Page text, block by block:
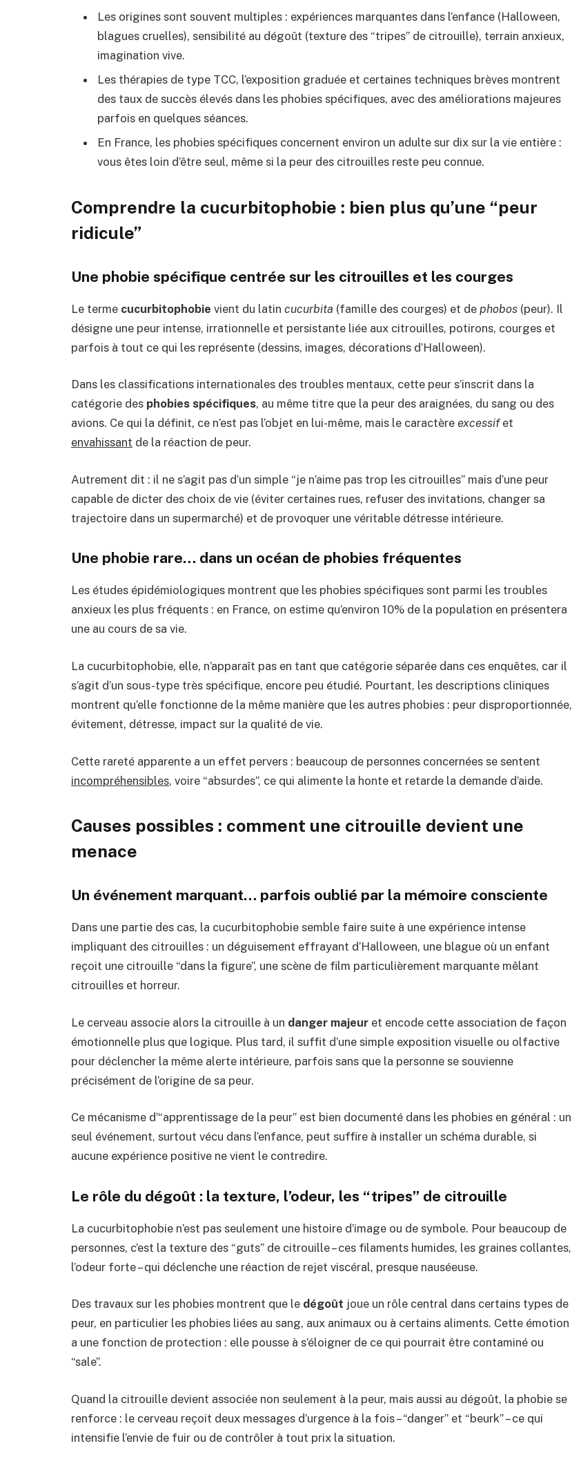
Les origines sont souvent multiples : expériences marquantes dans l’enfance (Halloween,
blagues cruelles), sensibilité au dégoût (texture des “tripes” de citrouille), terrain anxieux,
imagination vive.
Les thérapies de type TCC, l’exposition graduée et certaines techniques brèves montrent
des taux de succès élevés dans les phobies spécifiques, avec des améliorations majeures
parfois en quelques séances.
En France, les phobies spécifiques concernent environ un adulte sur dix sur la vie entière :
vous êtes loin d’être seul, même si la peur des citrouilles reste peu connue.
Comprendre la cucurbitophobie : bien plus qu’une “peur
ridicule”
Une phobie spécifique centrée sur les citrouilles et les courges
Le terme cucurbitophobie vient du latin cucurbita (famille des courges) et de phobos (peur). Il
désigne une peur intense, irrationnelle et persistante liée aux citrouilles, potirons, courges et
parfois à tout ce qui les représente (dessins, images, décorations d’Halloween).
Dans les classifications internationales des troubles mentaux, cette peur s’inscrit dans la
catégorie des phobies spécifiques, au même titre que la peur des araignées, du sang ou des
avions. Ce qui la définit, ce n’est pas l’objet en lui-même, mais le caractère excessifet
envahissant de la réaction de peur.
Autrement dit : il ne s’agit pas d’un simple “je n’aime pas trop les citrouilles” mais d’une peur
capable de dicter des choix de vie (éviter certaines rues, refuser des invitations, changer sa
trajectoire dans un supermarché) et de provoquer une véritable détresse intérieure.
Une phobie rare… dans un océan de phobies fréquentes
Les études épidémiologiques montrent que les phobies spécifiques sont parmi les troubles
anxieux les plus fréquents : en France, on estime qu’environ 10% de la population en présentera
une au cours de sa vie.
La cucurbitophobie, elle, n’apparaît pas en tant que catégorie séparée dans ces enquêtes, car il
s’agit d’un sous-type très spécifique, encore peu étudié. Pourtant, les descriptions cliniques
montrent qu’elle fonctionne de la même manière que les autres phobies : peur disproportionnée,
évitement, détresse, impact sur la qualité de vie.
Cette rareté apparente a un effet pervers : beaucoup de personnes concernées se sentent
incompréhensibles, voire “absurdes”, ce qui alimente la honte et retarde la demande d’aide.
Causes possibles : comment une citrouille devient une
menace
Un événement marquant… parfois oublié par la mémoire consciente
Dans une partie des cas, la cucurbitophobie semble faire suite à une expérience intense
impliquant des citrouilles : un déguisement effrayant d’Halloween, une blague où un enfant
reçoit une citrouille “dans la figure”, une scène de film particulièrement marquante mêlant
citrouilles et horreur.
Le cerveau associe alors la citrouille à un danger majeur et encode cette association de façon
émotionnelle plus que logique. Plus tard, il suffit d’une simple exposition visuelle ou olfactive
pour déclencher la même alerte intérieure, parfois sans que la personne se souvienne
précisément de l’origine de sa peur.
Ce mécanisme d’“apprentissage de la peur” est bien documenté dans les phobies en général : un
seul événement, surtout vécu dans l’enfance, peut suffire à installer un schéma durable, si
aucune expérience positive ne vient le contredire.
Le rôle du dégoût : la texture, l’odeur, les “tripes” de citrouille
La cucurbitophobie n’est pas seulement une histoire d’image ou de symbole. Pour beaucoup de
personnes, c’est la texture des “guts” de citrouille – ces filaments humides, les graines collantes,
l’odeur forte – qui déclenche une réaction de rejet viscéral, presque nauséeuse.
Des travaux sur les phobies montrent que le dégoût joue un rôle central dans certains types de
peur, en particulier les phobies liées au sang, aux animaux ou à certains aliments. Cette émotion
a une fonction de protection : elle pousse à s’éloigner de ce qui pourrait être contaminé ou
“sale”.
Quand la citrouille devient associée non seulement à la peur, mais aussi au dégoût, la phobie se
renforce : le cerveau reçoit deux messages d’urgence à la fois – “danger” et “beurk” – ce qui
intensifie l’envie de fuir ou de contrôler à tout prix la situation.